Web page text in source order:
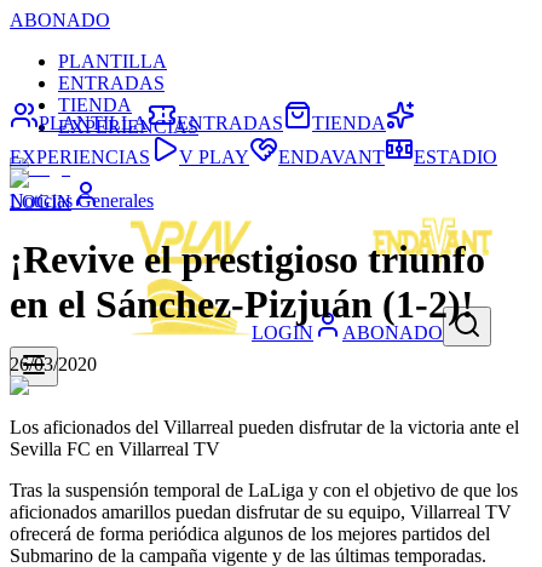
ABONADO
PLANTILLA
ENTRADAS
TIENDA
EXPERIENCIAS
LOGIN
LOGIN ABONADO
PLANTILLA ENTRADAS
TIENDA
EXPERIENCIAS
V PLAY ENDAVANT ESTADIO
Noticias Generales
¡Revive el prestigioso triunfo
en el Sánchez-Pizjuán (1-2)!
26/03/2020
Los aficionados del Villarreal pueden disfrutar de la victoria ante el
Sevilla FC en Villarreal TV
Tras la suspensión temporal de LaLiga y con el objetivo de que los
aficionados amarillos puedan disfrutar de su equipo, Villarreal TV
ofrecerá de forma periódica algunos de los mejores partidos del
Submarino de la campaña vigente y de las últimas temporadas.